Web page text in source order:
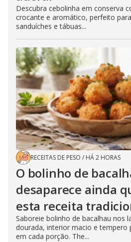
Descubra cebolinha em conserva
crocante e aromático, perfeito
sanduíches e tábuas...
RECEITAS DE PESO / HÁ 2 HORAS
O bolinho de
desaparece ainda
esta receita
Saboreie bolinho de bacalhau nos
dourada, interior macio e tempero
em cada porção. The...